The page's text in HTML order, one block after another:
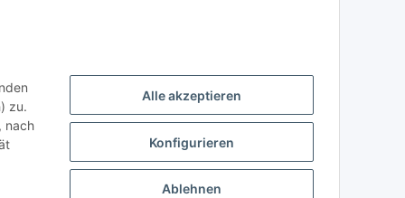
zu.
nach
Alle akzeptieren
Konfigurieren
Ablehnen